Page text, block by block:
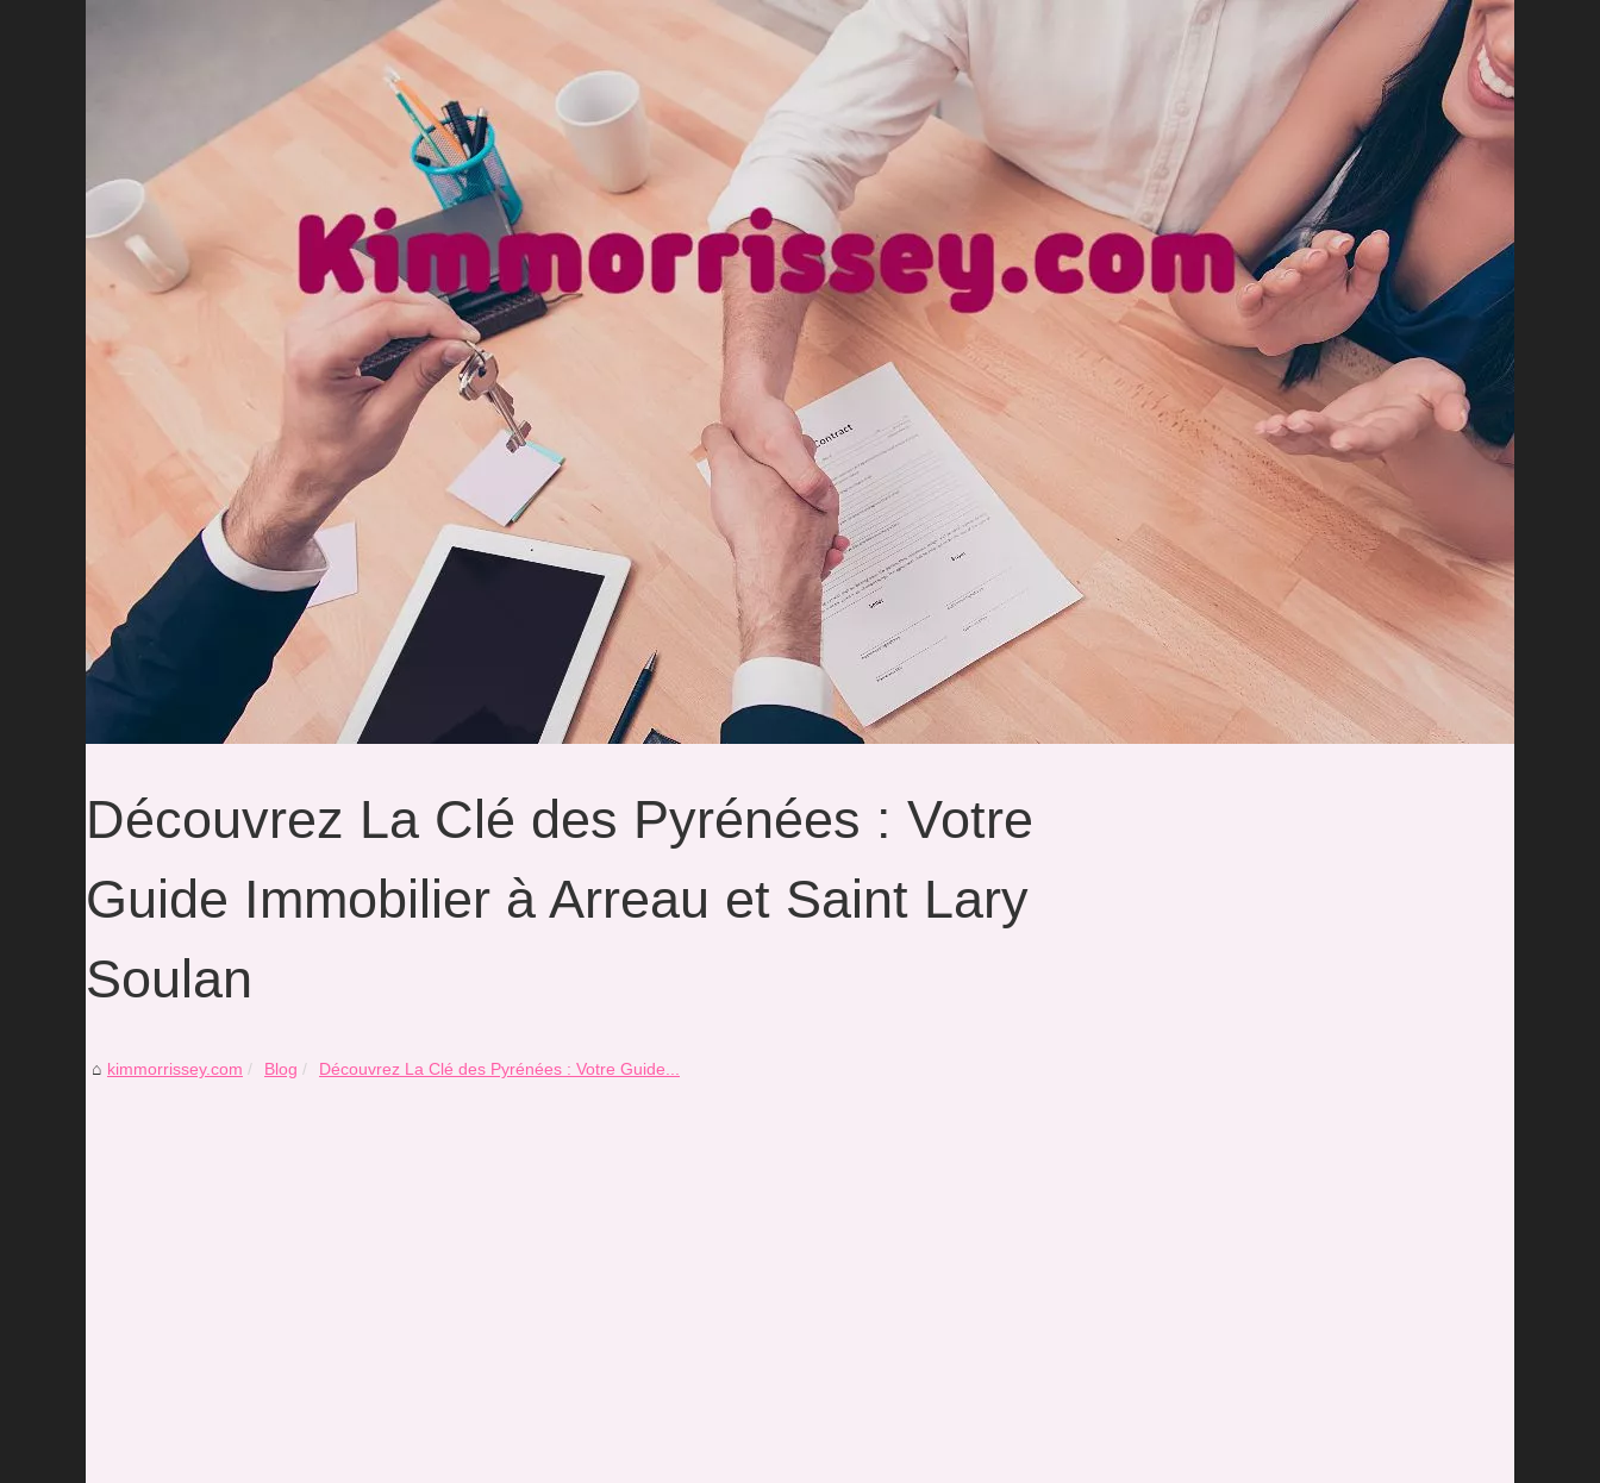
Découvrez La Clé des Pyrénées : Votre
Guide Immobilier à Arreau et Saint Lary
Soulan
kimmorrissey.com Blog Découvrez La Clé des Pyrénées : Votre Guide...